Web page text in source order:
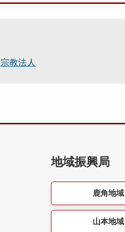
宗教法人
地域振興局
鹿角地域
山本地域